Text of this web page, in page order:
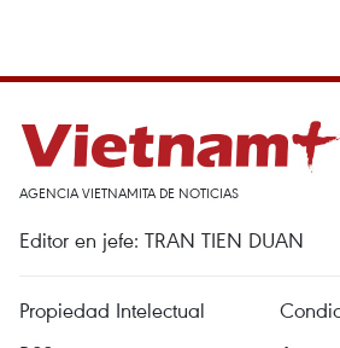
AGENCIA VIETNAMITA DE NOTICIAS
Editor en jefe: TRAN TIEN DUAN
Propiedad Intelectual